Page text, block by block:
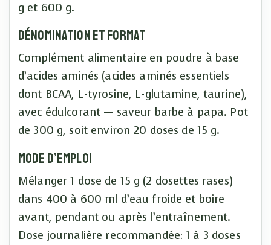
g et 600 g.
Dénomination et format
Complément alimentaire en poudre à base
d’acides aminés (acides aminés essentiels
dont BCAA, L-tyrosine, L-glutamine, taurine),
avec édulcorant — saveur barbe à papa. Pot
de 300 g, soit environ 20 doses de 15 g.
Mode d’emploi
Mélanger 1 dose de 15 g (2 dosettes rases)
dans 400 à 600 ml d’eau froide et boire
avant, pendant ou après l’entraînement.
Dose journalière recommandée: 1 à 3 doses